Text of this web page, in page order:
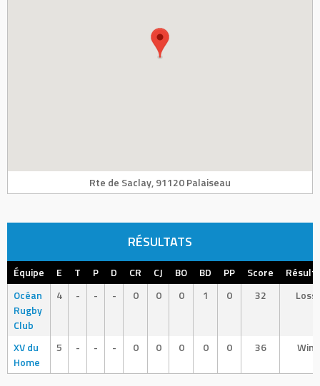
Rte de Saclay, 91120 Palaiseau
RÉSULTATS
Équipe E T P D CR CJ BO BD PP Score
Océan
Rugby
Club
4 - - - 0 0 0 1 0 32 Loss
XV du
Home
5 - - - 0 0 0 0 0 36 Win